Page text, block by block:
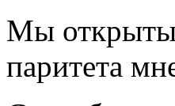
Мы открыты
паритета